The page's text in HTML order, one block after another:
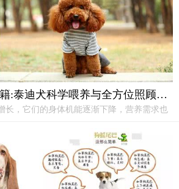
老年泰迪犬喂养秘籍:泰迪犬科学喂养与全方位照顾指南!
长，它们的身体机能逐渐下降，营养需求也
。一、营养需求与狗粮选择老年泰迪犬
有着显著的不同。